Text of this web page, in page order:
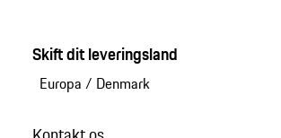
Skift dit leveringsland
Europa / Denmark